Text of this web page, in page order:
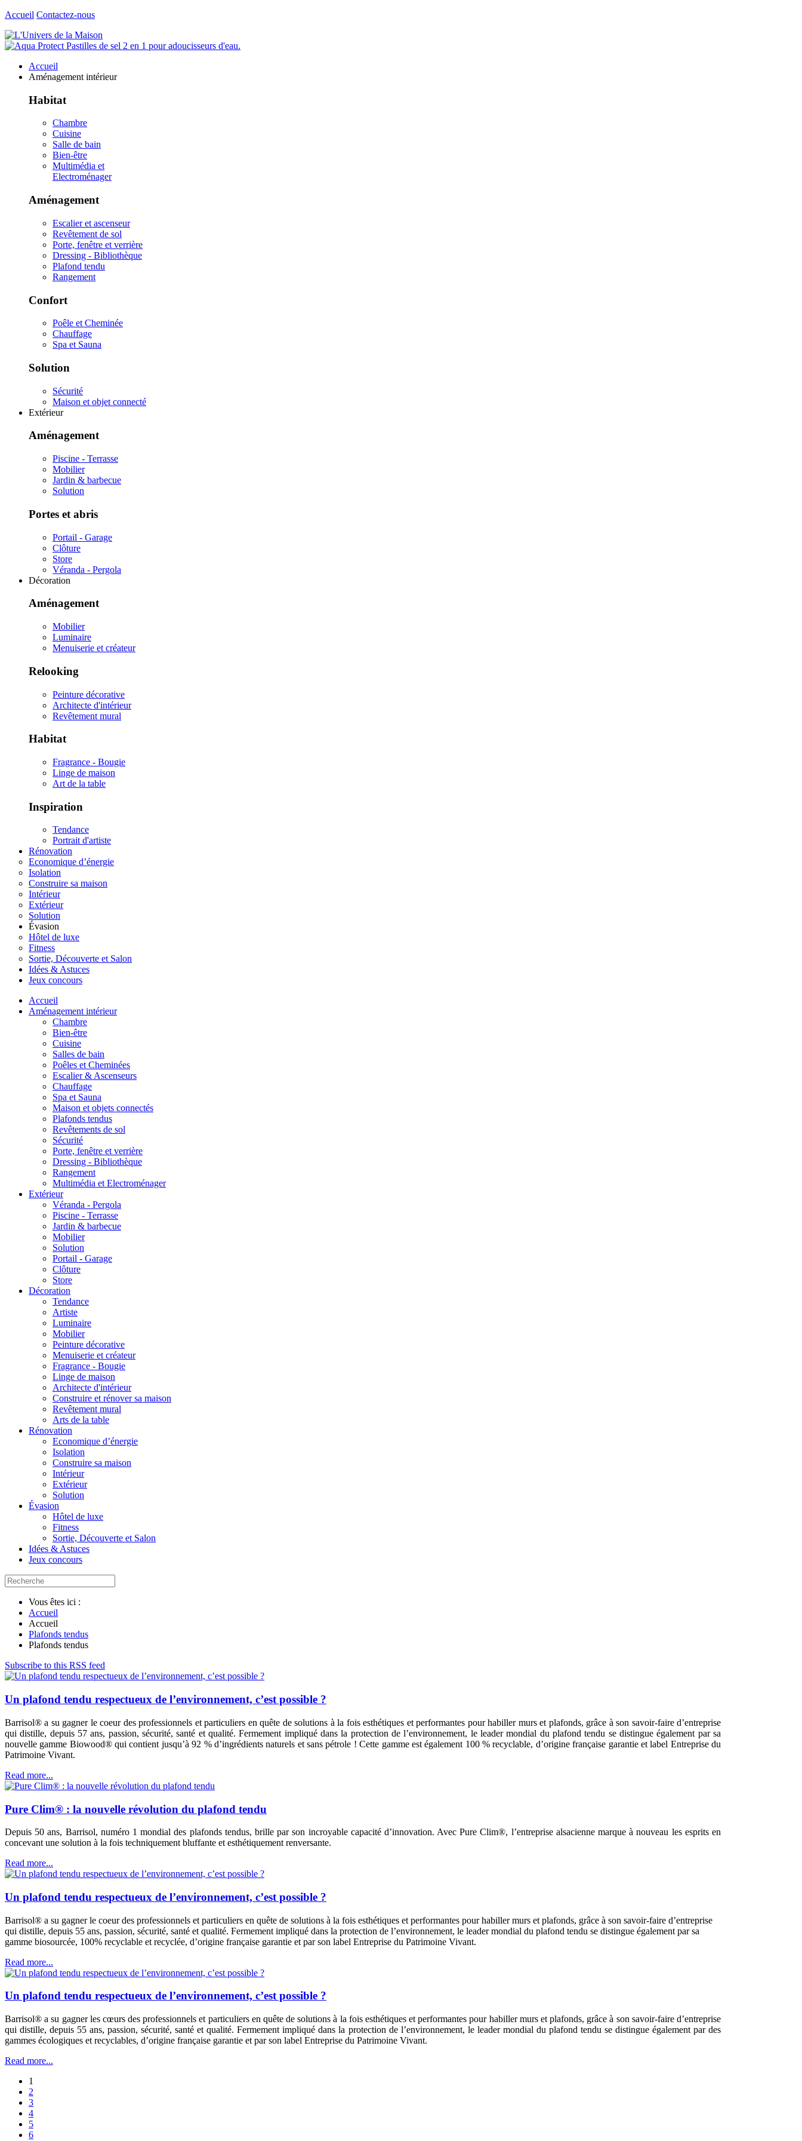
Accueil Contactez-nous
Accueil
Aménagement intérieur
Habitat
Chambre
Cuisine
Salle de bain
Bien-être
Multimédia et
Electroménager
Aménagement
Escalier et ascenseur
Revêtement de sol
Porte, fenêtre et verrière
Dressing - Bibliothèque
Plafond tendu
Rangement
Confort
Poêle et Cheminée
Chauffage
Spa et Sauna
Solution
Sécurité
Maison et objet connecté
Extérieur
Aménagement
Piscine - Terrasse
Mobilier
Jardin & barbecue
Solution
Portes et abris
Portail - Garage
Clôture
Store
Véranda - Pergola
Décoration
Aménagement
Mobilier
Luminaire
Menuiserie et créateur
Relooking
Peinture décorative
Architecte d'intérieur
Revêtement mural
Habitat
Fragrance - Bougie
Linge de maison
Art de la table
Inspiration
Tendance
Portrait d'artiste
Rénovation
Economique d’énergie
Isolation
Construire sa maison
Intérieur
Extérieur
Solution
Évasion
Hôtel de luxe
Fitness
Sortie, Découverte et Salon
Idées & Astuces
Jeux concours
Accueil
Aménagement intérieur
Chambre
Bien-être
Cuisine
Salles de bain
Poêles et Cheminées
Escalier & Ascenseurs
Chauffage
Spa et Sauna
Maison et objets connectés
Plafonds tendus
Revêtements de sol
Sécurité
Porte, fenêtre et verrière
Dressing - Bibliothèque
Rangement
Multimédia et Electroménager
Extérieur
Véranda - Pergola
Piscine - Terrasse
Jardin & barbecue
Mobilier
Solution
Portail - Garage
Clôture
Store
Décoration
Tendance
Artiste
Luminaire
Mobilier
Peinture décorative
Menuiserie et créateur
Fragrance - Bougie
Linge de maison
Architecte d'intérieur
Construire et rénover sa maison
Revêtement mural
Arts de la table
Rénovation
Economique d’énergie
Isolation
Construire sa maison
Intérieur
Extérieur
Solution
Évasion
Hôtel de luxe
Fitness
Sortie, Découverte et Salon
Idées & Astuces
Jeux concours
Vous êtes ici :
Accueil
Accueil
Plafonds tendus
Plafonds tendus
Subscribe to this RSS feed
Un plafond tendu respectueux de l’environnement, c’est possible ?
Barrisol® a su gagner le coeur des professionnels et particuliers en quête de solutions à la fois esthétiques et performantes pour habiller murs et plafonds, grâce à son savoir-faire d’entreprise
qui distille, depuis 57 ans, passion, sécurité, santé et qualité. Fermement impliqué dans la protection de l’environnement, le leader mondial du plafond tendu se distingue également par sa
nouvelle gamme Biowood® qui contient jusqu’à 92 % d’ingrédients naturels et sans pétrole ! Cette gamme est également 100 % recyclable, d’origine française garantie et label Entreprise du
Patrimoine Vivant.
Read more...
Pure Clim® : la nouvelle révolution du plafond tendu
Depuis 50 ans, Barrisol, numéro 1 mondial des plafonds tendus, brille par son incroyable capacité d’innovation. Avec Pure Clim®, l’entreprise alsacienne marque à nouveau les esprits en
concevant une solution à la fois techniquement bluffante et esthétiquement renversante.
Read more...
Un plafond tendu respectueux de l’environnement, c’est possible ?
Barrisol® a su gagner le coeur des professionnels et particuliers en quête de solutions à la fois esthétiques et performantes pour habiller murs et plafonds, grâce à son savoir-faire d’entreprise
qui distille, depuis 55 ans, passion, sécurité, santé et qualité. Fermement impliqué dans la protection de l’environnement, le leader mondial du plafond tendu se distingue également par sa
gamme biosourcée, 100% recyclable et recyclée, d’origine française garantie et par son label Entreprise du Patrimoine Vivant.
Read more...
Un plafond tendu respectueux de l’environnement, c’est possible ?
Barrisol® a su gagner les cœurs des professionnels et particuliers en quête de solutions à la fois esthétiques et performantes pour habiller murs et plafonds, grâce à son savoir-faire d’entreprise
qui distille, depuis 55 ans, passion, sécurité, santé et qualité. Fermement impliqué dans la protection de l’environnement, le leader mondial du plafond tendu se distingue également par des
gammes écologiques et recyclables, d’origine française garantie et par son label Entreprise du Patrimoine Vivant.
Read more...
1
2
3
4
5
6